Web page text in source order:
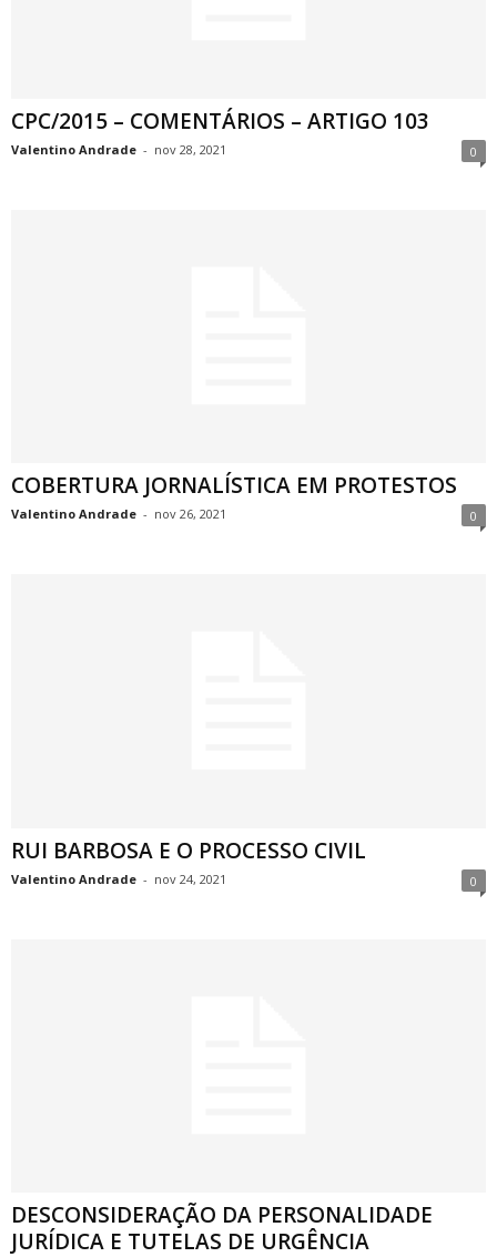
CPC/2015 – COMENTÁRIOS – ARTIGO 103
Valentino Andrade - nov 28, 2021 0
COBERTURA JORNALÍSTICA EM PROTESTOS
Valentino Andrade - nov 26, 2021 0
RUI BARBOSA E O PROCESSO CIVIL
Valentino Andrade - nov 24, 2021 0
DESCONSIDERAÇÃO DA PERSONALIDADE
JURÍDICA E TUTELAS DE URGÊNCIA